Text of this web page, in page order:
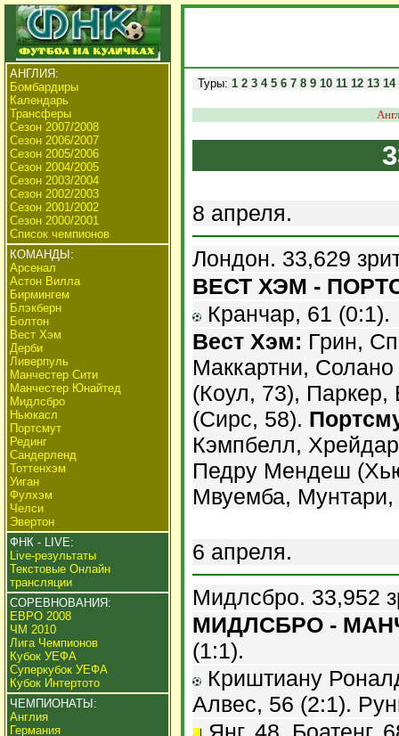
АНГЛИЯ:
Бомбардиры
Календарь
Трансферы
Сезон 2007/2008
Сезон 2006/2007
Сезон 2005/2006
Сезон 2004/2005
Сезон 2003/2004
Сезон 2002/2003
Сезон 2001/2002
Сезон 2000/2001
Список чемпионов
КОМАНДЫ:
Арсенал
Астон Вилла
Бирмингем
Блэкберн
Болтон
Вест Хэм
Дерби
Ливерпуль
Манчестер Сити
Манчестер Юнайтед
Мидлсбро
Ньюкасл
Портсмут
Рединг
Сандерленд
Тоттенхэм
Уиган
Фулхэм
Челси
Эвертон
ФНК - LIVE:
Live-результаты
Текстовые Онлайн
трансляции
СОРЕВНОВАНИЯ:
ЕВРО 2008
ЧМ 2010
Лига Чемпионов
Кубок УЕФА
Суперкубок УЕФА
Кубок Интертото
ЧЕМПИОНАТЫ:
Англия
Германия
Туры: 1 2 3 4 5 6 7 8 9 10 11 12 13 14
8 апреля.
Лондон. 33,629
ВЕСТ ХЭМ -
Кранчар, 61 (0:1).
Вест Хэм: Грин,
Маккартни,
(Коул, 73),
(Сирс, 58).
Кэмпбелл,
Педру Мендеш
Мвуемба,
6 апреля.
Мидлсбро. 33,952
МИДЛСБРО -
(1:1).
Криштиану
Алвес, 56 (2:1).